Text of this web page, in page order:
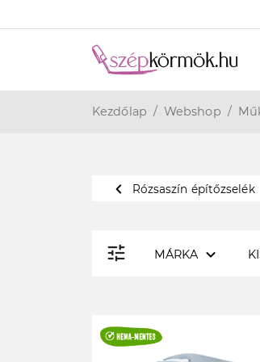
Kezdőlap Webshop
navigate_before Rózsaszín építőzselék
tune MÁRKA expand_more